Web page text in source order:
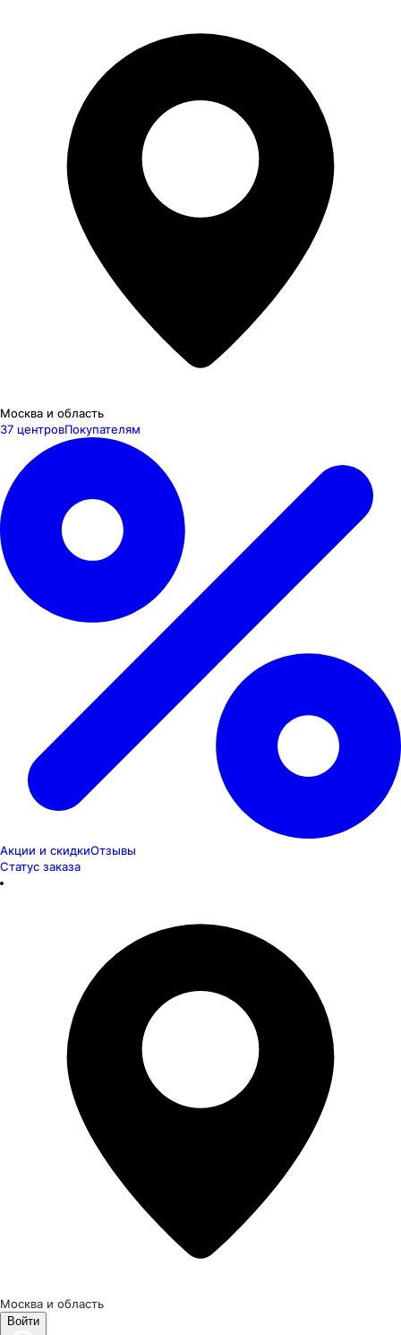
Москва и область
37 центровПокупателям
Акции и скидкиОтзывы
Статус заказа
Москва и область
Войти